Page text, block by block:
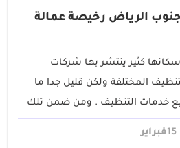
الرياض رخيصة عمالة
كثير ينتشر بها شركات
المختلفة ولكن قليل جدا ما
خدمات التنظيف . ومن ضمن تلك
15فبراير